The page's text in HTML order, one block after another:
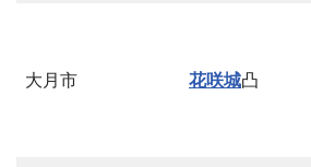
大月市 花咲城凸